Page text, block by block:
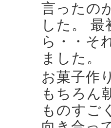
言ったの
した。
ら・・そ
ました。
お菓子作
もちろん
ものすご